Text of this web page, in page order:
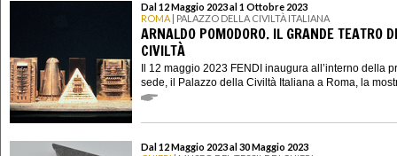
Dal 12 Maggio 2023 al 1 Ottobre 2023
ROMA | PALAZZO DELLA CIVILTÀ ITALIANA
ARNALDO POMODORO. IL GRANDE TEATRO
CIVILTÀ
Il 12 maggio 2023 FENDI inaugura all’interno della
sede, il Palazzo della Civiltà Italiana a Roma, la
Dal 12 Maggio 2023 al 30 Maggio 2023